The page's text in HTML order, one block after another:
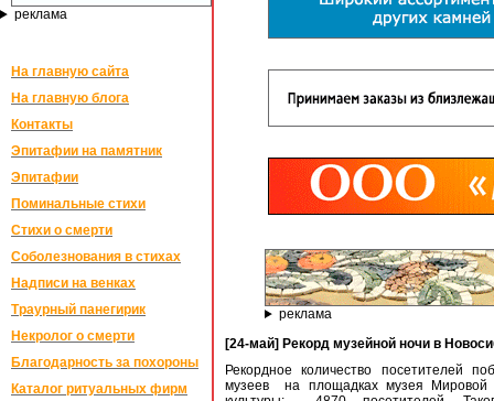
реклама
На главную сайта
На главную блога
Контакты
Эпитафии на памятник
Эпитафии
Поминальные стихи
Стихи о смерти
Соболезнования в стихах
Надписи на венках
Траурный панегирик
Некролог о смерти
Благодарность за похороны
Каталог ритуальных фирм
реклама
[24-май] Рекорд музейной ночи в
Рекордное количество посетителей
музеев на площадках музея Мировой